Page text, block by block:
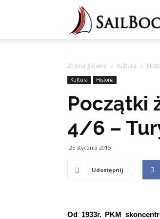
Strona główna Kultura
Kultura Historia
Początki
4/6 –
25 stycznia 2015
Udostępnij
Od 1933r. PKM